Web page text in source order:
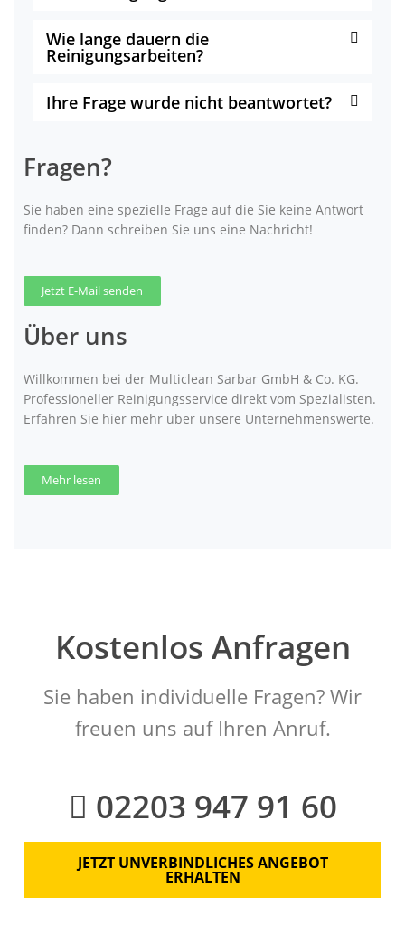
Wie lange dauern die
Reinigungsarbeiten?
Ihre Frage wurde nicht beantwortet?
Fragen?
Sie haben eine spezielle Frage auf die Sie keine Antwort
finden? Dann schreiben Sie uns eine Nachricht!
Jetzt E-Mail senden
Über uns
Willkommen bei der Multiclean Sarbar GmbH & Co. KG.
Professioneller Reinigungsservice direkt vom Spezialisten.
Erfahren Sie hier mehr über unsere Unternehmenswerte.
Mehr lesen
Kostenlos Anfragen
Sie haben individuelle Fragen? Wir
freuen uns auf Ihren Anruf.
02203 947 91 60
JETZT UNVERBINDLICHES ANGEBOT
ERHALTEN